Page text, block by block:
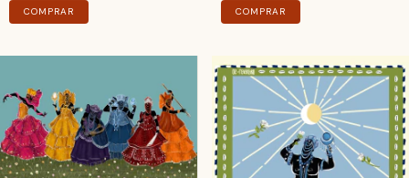
COMPRAR COMPRAR